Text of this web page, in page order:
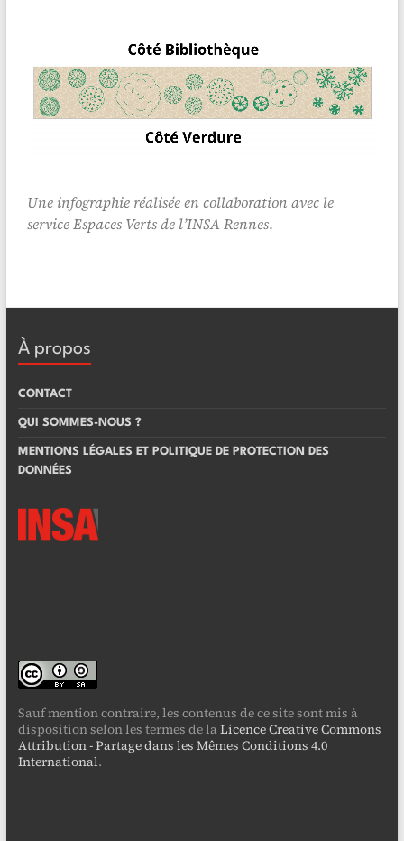
Une infographie réalisée en collaboration avec le
service Espaces Verts de l’INSA Rennes.
À propos
CONTACT
QUI SOMMES-NOUS ?
MENTIONS LÉGALES ET POLITIQUE DE PROTECTION DES
DONNÉES
Sauf mention contraire, les contenus de ce site sont mis à
disposition selon les termes de laLicence Creative Commons
Attribution - Partage dans les Mêmes Conditions 4.0
International.